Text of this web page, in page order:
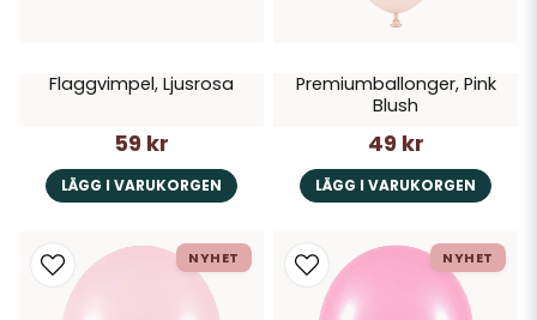
Flaggvimpel, Ljusrosa
59 kr
LÄGG I VARUKORGEN
Premiumballonger, Pink
Blush
49 kr
LÄGG I VARUKORGEN
NYHET NYHET